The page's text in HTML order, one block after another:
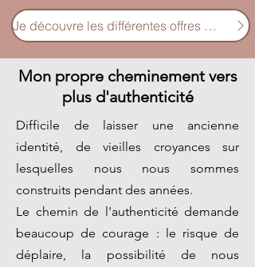
Je découvre les différentes offres de parcours
Mon propre cheminement vers
plus d'authenticité
Difficile de laisser une ancienne
identité, de vieilles croyances sur
lesquelles nous nous sommes
construits pendant des années.
Le chemin de l'authenticité demande
beaucoup de courage : le risque de
déplaire, la possibilité de nous